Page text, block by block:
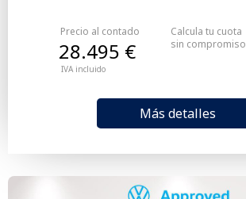
Precio al contado
IVA incluido
28.495 €
Más detalles
Calcula tu cuota
sin compromiso